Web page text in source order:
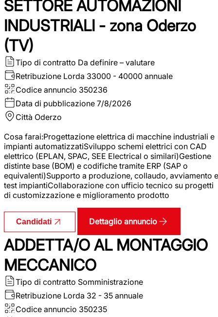
SETTORE AUTOMAZIONI
INDUSTRIALI - zona Oderzo
(TV)
Tipo di contratto Da definire – valutare
Retribuzione Lorda 33000 - 40000 annuale
Codice annuncio 350236
Data di pubblicazione 7/8/2026
Città Oderzo
Cosa farai:Progettazione elettrica di macchine industriali e
impianti automatizzatiSviluppo schemi elettrici con CAD
elettrico (EPLAN, SPAC, SEE Electrical o similari)Gestione
distinte base (BOM) e codifiche tramite ERP (SAP o
equivalenti)Supporto a produzione, collaudo, avviamento e
test impiantiCollaborazione con ufficio tecnico su progetti
di customizzazione e miglioramento prodotto
Candidati Dettaglio annuncio
ADDETTA/O AL MONTAGGIO
MECCANICO
Tipo di contratto Somministrazione
Retribuzione Lorda 32 - 35 annuale
Codice annuncio 350235